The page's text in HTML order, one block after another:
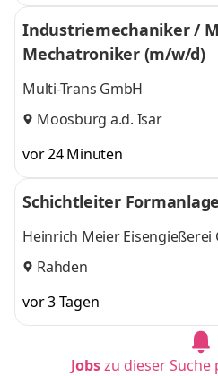
Industriemechaniker /
Mechatroniker (m/w/d)
Multi-Trans GmbH
Moosburg a.d. Isar
vor 24 Minuten
Schichtleiter
Heinrich Meier Eisengießerei
KGRahden
vor 3 Tagen
Jobszu dieser